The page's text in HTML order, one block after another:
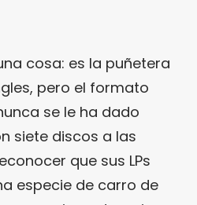
cosa: es la puñetera
pero el formato
se le ha dado
siete discos a las
que sus LPs
especie de carro de